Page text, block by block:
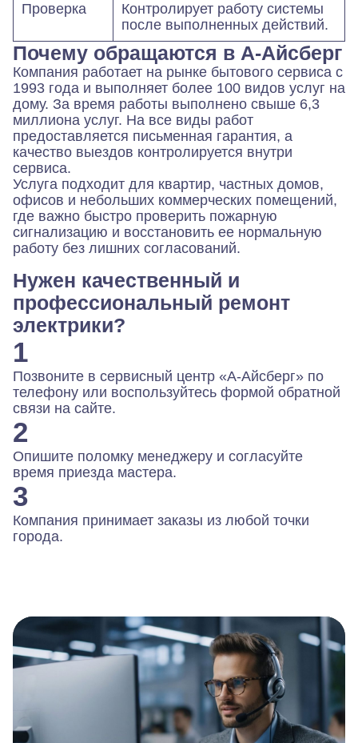
Проверка
Контролирует работу системы
после выполненных действий.
Почему обращаются в А-Айсберг
Компания работает на рынке бытового сервиса с
1993 года и выполняет более 100 видов услуг на
дому. За время работы выполнено свыше 6,3
миллиона услуг. На все виды работ
предоставляется письменная гарантия, а
качество выездов контролируется внутри
сервиса.
Услуга подходит для квартир, частных домов,
офисов и небольших коммерческих помещений,
где важно быстро проверить пожарную
сигнализацию и восстановить ее нормальную
работу без лишних согласований.
Нужен качественный и
профессиональный ремонт
электрики?
1
Позвоните в сервисный центр «А-Айсберг» по
телефону или воспользуйтесь формой обратной
связи на сайте.
2
Опишите поломку менеджеру и согласуйте
время приезда мастера.
3
Компания принимает заказы из любой точки
города.